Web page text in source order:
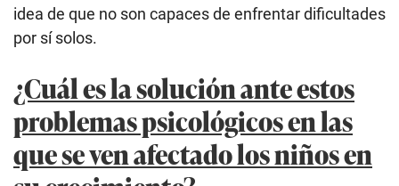
idea de que no son capaces de enfrentar dificultades
por sí solos.
¿Cuál es la solución ante estos
problemas psicológicos en las
que se ven afectado los niños en